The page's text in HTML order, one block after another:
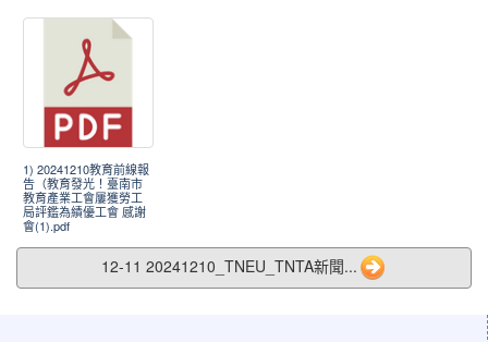
1) 20241210教育前線報
告（教育發光！臺南市
教育產業工會屢獲勞工
局評鑑為績優工會 感謝
會(1).pdf
12-11 20241210_TNEU_TNTA新聞...